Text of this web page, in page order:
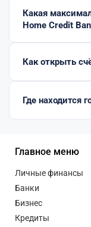
Какая
Home Credit
Как открыть
Где находится
Главное меню
Личные финансы
Банки
Бизнес
Кредиты